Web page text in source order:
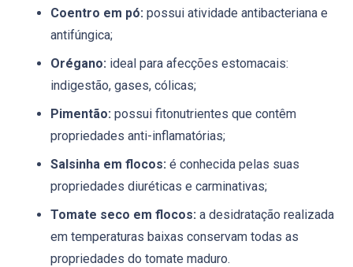
Coentro em pó: possui atividade antibacteriana e
antifúngica;
Orégano: ideal para afecções estomacais:
indigestão, gases, cólicas;
Pimentão: possui fitonutrientes que contêm
propriedades anti-inflamatórias;
Salsinha em flocos: é conhecida pelas suas
propriedades diuréticas e carminativas;
Tomate seco em flocos: a desidratação realizada
em temperaturas baixas conservam todas as
propriedades do tomate maduro.